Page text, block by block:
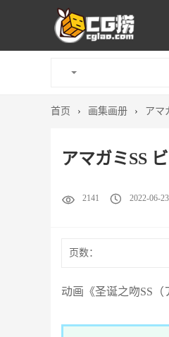
首页 › 画集画册 › アマ
アマガミSS
2141 2022-06-
页数：
动画《圣诞之吻SS（